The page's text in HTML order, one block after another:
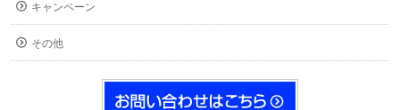
キャンペーン
その他